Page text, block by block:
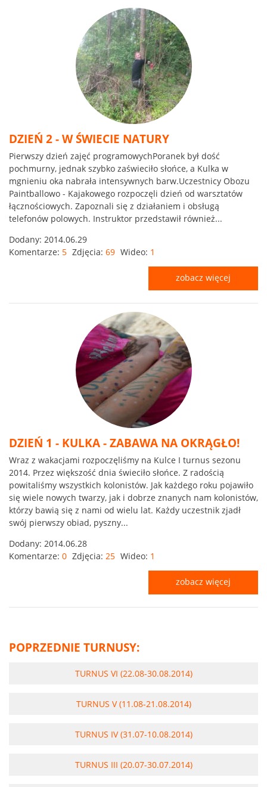
DZIEŃ 2 - W ŚWIECIE NATURY
Pierwszy dzień zajęć programowychPoranek był dość
pochmurny, jednak szybko zaświeciło słońce, a Kulka w
mgnieniu oka nabrała intensywnych barw.Uczestnicy Obozu
Paintballowo - Kajakowego rozpoczęli dzień od warsztatów
łącznościowych. Zapoznali się z działaniem i obsługą
telefonów polowych. Instruktor przedstawił również...
Dodany: 2014.06.29
Komentarze: 5 Zdjęcia: 69 Wideo: 1
zobacz więcej
DZIEŃ 1 - KULKA - ZABAWA NA OKRĄGŁO!
Wraz z wakacjami rozpoczęliśmy na Kulce I turnus sezonu
2014. Przez większość dnia świeciło słońce. Z radością
powitaliśmy wszystkich kolonistów. Jak każdego roku pojawiło
się wiele nowych twarzy, jak i dobrze znanych nam kolonistów,
którzy bawią się z nami od wielu lat. Każdy uczestnik zjadł
swój pierwszy obiad, pyszny...
Dodany: 2014.06.28
Komentarze: 0 Zdjęcia: 25 Wideo: 1
zobacz więcej
POPRZEDNIE TURNUSY:
TURNUS VI (22.08-30.08.2014)
TURNUS V (11.08-21.08.2014)
TURNUS IV (31.07-10.08.2014)
TURNUS III (20.07-30.07.2014)